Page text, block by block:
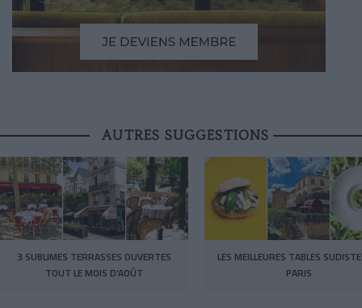
AUTRES SUGGESTIONS
3 SUBLIMES TERRASSES OUVERTES
TOUT LE MOIS D’AOÛT
LES MEILLEURES TABLES
PARIS